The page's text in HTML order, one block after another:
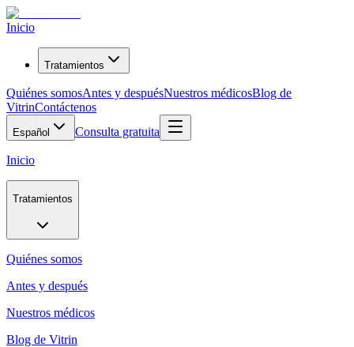
Inicio
Tratamientos
Quiénes somosAntes y despuésNuestros médicosBlog de
VitrinContáctenos
Español Consulta gratuita
Inicio
Tratamientos
Quiénes somos
Antes y después
Nuestros médicos
Blog de Vitrin